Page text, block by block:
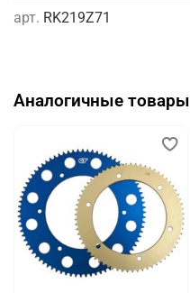
арт. RK219Z71
Аналогичные товары